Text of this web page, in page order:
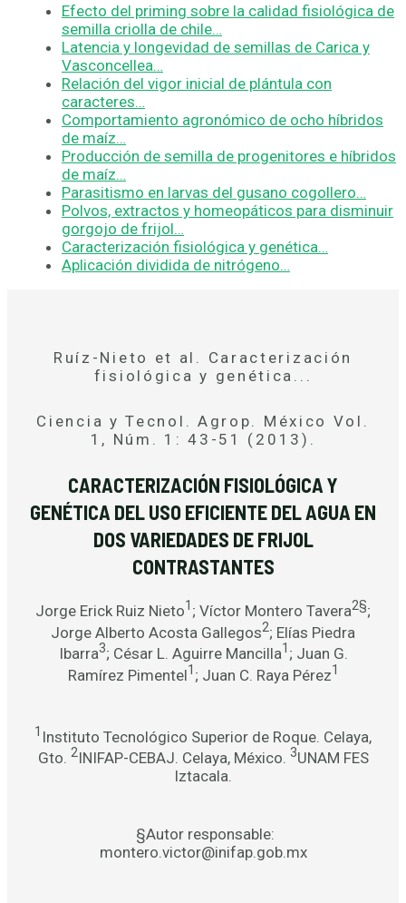
Efecto del priming sobre la calidad fisiológica de
semilla criolla de chile…
Latencia y longevidad de semillas de Carica y
Vasconcellea…
Relación del vigor inicial de plántula con
caracteres…
Comportamiento agronómico de ocho híbridos
de maíz…
Producción de semilla de progenitores e híbridos
de maíz…
Parasitismo en larvas del gusano cogollero…
Polvos, extractos y homeopáticos para disminuir
gorgojo de frijol…
Caracterización fisiológica y genética…
Aplicación dividida de nitrógeno…
Ruíz-Nieto et al. Caracterización
fisiológica y genética...
Ciencia y Tecnol. Agrop. México Vol.
1, Núm. 1: 43-51 (2013).
CARACTERIZACIÓN FISIOLÓGICA Y
GENÉTICA DEL USO EFICIENTE DEL AGUA EN
DOS VARIEDADES DE FRIJOL
CONTRASTANTES
Jorge Erick Ruiz Nieto1 ; Víctor Montero Tavera2§;
Jorge Alberto Acosta Gallegos2; Elías Piedra
Ibarra3; César L. Aguirre Mancilla1 ; Juan G.
Ramírez Pimentel1 ; Juan C. Raya Pérez1
1 Instituto Tecnológico Superior de Roque. Celaya,
Gto. 2INIFAP-CEBAJ. Celaya, México. 3UNAM FES
Iztacala.
§Autor responsable:
montero.victor@inifap.gob.mx